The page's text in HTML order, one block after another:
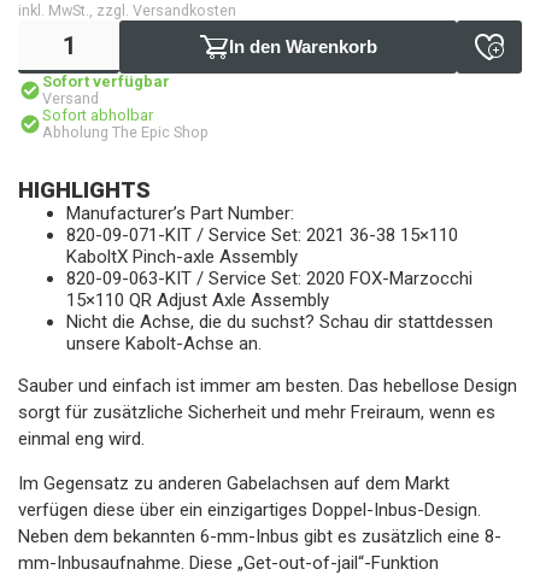
inkl. MwSt., zzgl. Versandkosten
In den Warenkorb
Sofort verfügbar
Versand
Sofort abholbar
Abholung The Epic Shop
HIGHLIGHTS
Manufacturer’s Part Number:
820-09-071-KIT / Service Set: 2021 36-38 15×110
KaboltX Pinch-axle Assembly
820-09-063-KIT / Service Set: 2020 FOX-Marzocchi
15×110 QR Adjust Axle Assembly
Nicht die Achse, die du suchst? Schau dir stattdessen
unsere Kabolt-Achse an.
Sauber und einfach ist immer am besten. Das hebellose Design
sorgt für zusätzliche Sicherheit und mehr Freiraum, wenn es
einmal eng wird.
Im Gegensatz zu anderen Gabelachsen auf dem Markt
verfügen diese über ein einzigartiges Doppel-Inbus-Design.
Neben dem bekannten 6-mm-Inbus gibt es zusätzlich eine 8-
mm-Inbusaufnahme. Diese „Get-out-of-jail“-Funktion